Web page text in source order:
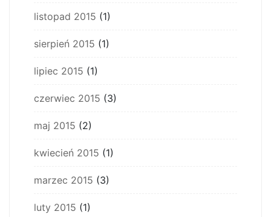
listopad 2015 (1)
sierpień 2015 (1)
lipiec 2015 (1)
czerwiec 2015 (3)
maj 2015 (2)
kwiecień 2015 (1)
marzec 2015 (3)
luty 2015 (1)